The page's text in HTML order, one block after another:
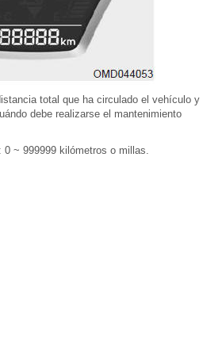
total que ha circulado el vehículo y
debe realizarse el mantenimiento
~ 999999 kilómetros o millas.